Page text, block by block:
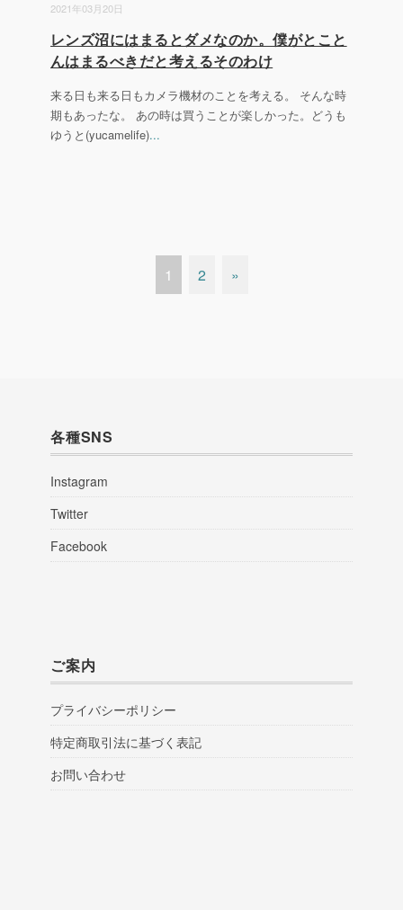
2021年03月20日
レンズ沼にはまるとダメなのか。僕がとこと
んはまるべきだと考えるそのわけ
来る日も来る日もカメラ機材のことを考える。 そんな時
期もあったな。 あの時は買うことが楽しかった。どうも
ゆうと(yucamelife)...
1 2 »
各種SNS
Instagram
Twitter
Facebook
ご案内
プライバシーポリシー
特定商取引法に基づく表記
お問い合わせ